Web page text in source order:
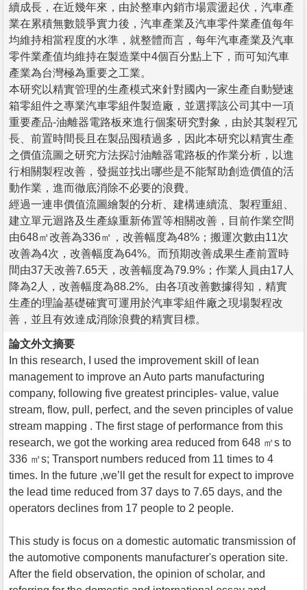
續成長，在近幾年來，由於整車內銷市場震盪起伏，汽車產
業在累積無數競爭實力後，汽車產業及汽車零件業產值每年
均維持相當程度的水準，就整體而言，每年汽車產業及汽車
零件業產值均維持在製造業中4個百分點上下，而可知汽車
產業為台灣極為重要之工業。
本研究以精實管理的生產模式來針對國內一家生產自動變速
箱零組件之專業汽車零組件製造廠，並選擇該公司其中一項
重要產品-油離器電路板來進行個案研究對象，由於其製程冗
長、前置時間長且在製品囤積過多，因此本研究以精實生產
之價值流圖之研究方法探討油離器電路板的作業分析，以進
行相關製程改善，發掘並找出哪些是不能幫助創造價值的活
動作業，進而徹底消除不必要的浪費。
經過一連串價值流圖繪製的分析、建構連續流、製程重組、
建立單元迴路及生產線重新佈置等相關改善，目前作業空間
由648㎡改善為336㎡，改善幅度為48%；搬運次數由11次
改善為4次，改善幅度為64%。而預期改善成果生產前置時
間由37天改善7.65天，改善幅度為79.9%；作業人員由17人
降為2人，改善幅度為88.2%。由各項改善數據得知，精實
生產的理論基礎確實可運用於汽車零組件廠之現場製程改
善，並且有效達成消除浪費的精實目標。
論文外文摘要
In this research, I used the improvement skill of lean
management to improve an Auto parts manufacturing
company, following five greatest principles- value, value
stream, flow, pull, perfect, and the seven principles of value
stream mapping . The first stage of performance from this
research, we got the working area reduced from 648 ㎡s to
336 ㎡s; Transport numbers reduced from 11 times to 4
times. In the future ,we’ll get the result for expect to improve
the lead time reduced from 37 days to 7.65 days, and the
operators declines from 17 people to 2 people.
This study is focus on a domestic automatic transmission of
the automotive components manufacturer's operation site.
After the field observation, the opinion of scholar, and